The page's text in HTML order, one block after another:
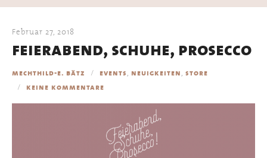
Februar 27, 2018
feierabend, schuhe, prosecco
mechthild-e. bätz events, neuigkeiten, store
keine kommentare